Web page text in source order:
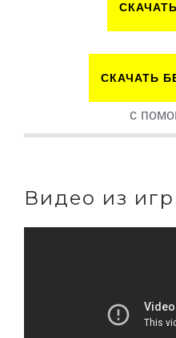
СКАЧАТЬ
с
Видео из